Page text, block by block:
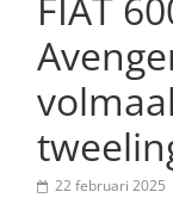
Italiaans
autonieuws
lifestyle
22 februari 2025